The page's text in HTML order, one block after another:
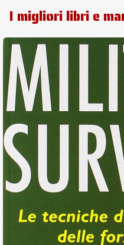
I migliori libri e